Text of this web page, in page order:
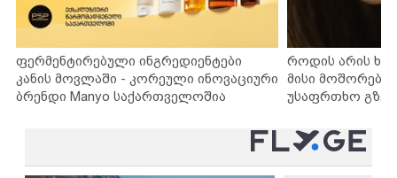
ფერმენტირებული ინგრედიენტები
კანის მოვლაში - კორეული ინოვაციური
ბრენდი Manyo საქართველოშია
როდის არის
მისი
უსაფრთხო